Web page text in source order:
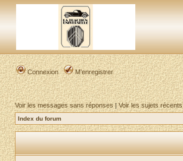
Connexion M’enregistrer
Voir les messages sans réponses|Voir les sujets récents
Index du forum